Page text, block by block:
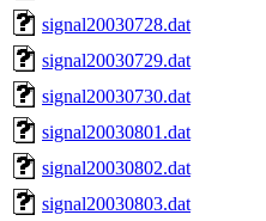
signal20030728.dat
signal20030729.dat
signal20030730.dat
signal20030801.dat
signal20030802.dat
signal20030803.dat